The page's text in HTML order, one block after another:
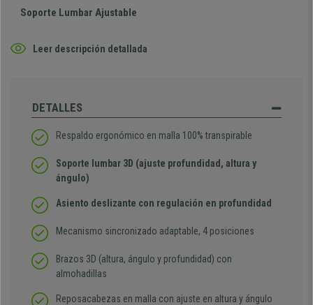
Soporte Lumbar Ajustable
Leer descripción detallada
DETALLES
Respaldo ergonómico en malla 100% transpirable
Soporte lumbar 3D (ajuste profundidad, altura y
ángulo)
Asiento deslizante con regulación en profundidad
Mecanismo sincronizado adaptable, 4 posiciones
Brazos 3D (altura, ángulo y profundidad) con
almohadillas
Reposacabezas en malla con ajuste en altura y ángulo